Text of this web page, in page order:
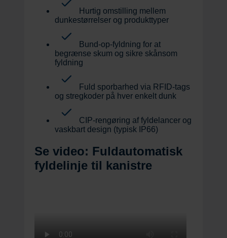
Hurtig omstilling mellem
dunkestørrelser og produkttyper
Bund-op-fyldning for at
begrænse skum og sikre skånsom
fyldning
Fuld sporbarhed via RFID-tags
og stregkoder på hver enkelt dunk
CIP-rengøring af fyldelancer og
vaskbart design (typisk IP66)
Se video: Fuldautomatisk
fyldelinje til kanistre